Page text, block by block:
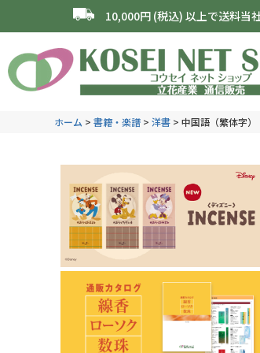
10,000円 (税込) 以上で送料当
ホーム 書籍・楽譜 洋書 中国語（繁体字